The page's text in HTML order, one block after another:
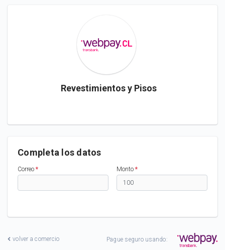
Revestimientos y Pisos
Completa los datos
Correo * Monto *
volver a comercio Pague seguro usando: